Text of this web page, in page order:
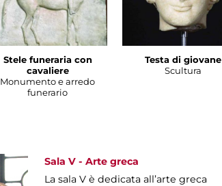
Stele funeraria con
cavaliere
Monumento e arredo
funerario
Testa di giovane
Scultura
Sala V - Arte greca
La sala V è dedicata all’arte greca